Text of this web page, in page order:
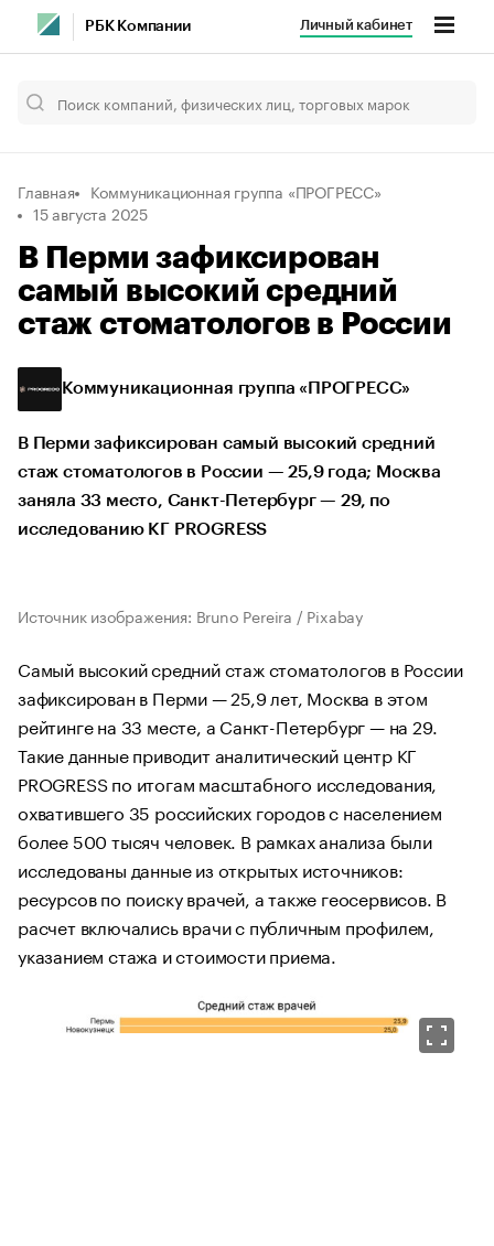
РБК Компании Личный кабинет
Главная
Коммуникационная группа «ПРОГРЕСС»
15 августа 2025
В Перми зафиксирован
самый высокий средний
стаж стоматологов в России
Коммуникационная группа «ПРОГРЕСС»
В Перми зафиксирован самый высокий средний
стаж стоматологов в России — 25,9 года; Москва
заняла 33 место, Санкт-Петербург — 29, по
исследованию КГ PROGRESS
Источник изображения: Bruno Pereira / Pixabay
Самый высокий средний стаж стоматологов в России
зафиксирован в Перми — 25,9 лет, Москва в этом
рейтинге на 33 месте, а Санкт-Петербург — на 29.
Такие данные приводит аналитический центр КГ
PROGRESS по итогам масштабного исследования,
охватившего 35 российских городов с населением
более 500 тысяч человек. В рамках анализа были
исследованы данные из открытых источников:
ресурсов по поиску врачей, а также геосервисов. В
расчет включались врачи с публичным профилем,
указанием стажа и стоимости приема.